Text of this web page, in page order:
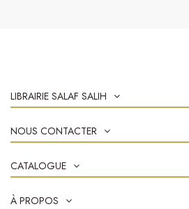
LIBRAIRIE SALAF SALIH
NOUS CONTACTER
CATALOGUE
À PROPOS